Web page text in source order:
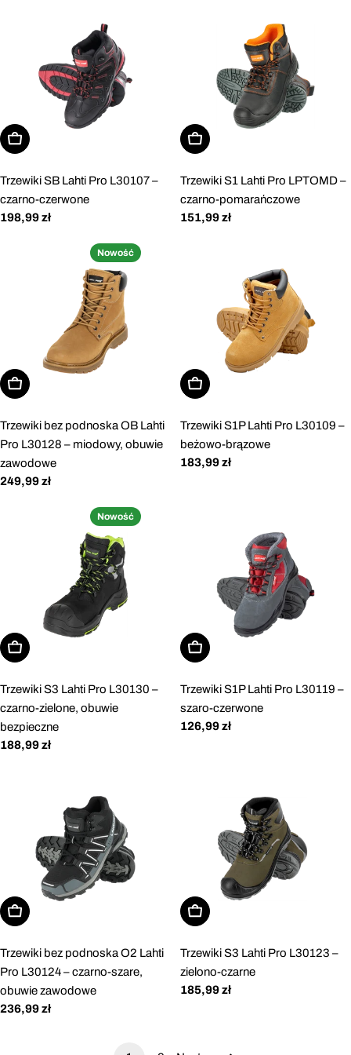
Wybierz opcje
Trzewiki SB Lahti Pro L30107 –
czarno-czerwone
Cena
198,99 zł
Wybierz opcje
Trzewiki S1 Lahti Pro LPTOMD –
czarno-pomarańczowe
Cena
151,99 zł
Nowość
Wybierz opcje
Trzewiki bez podnoska OB Lahti
Pro L30128 – miodowy, obuwie
zawodowe
Cena
249,99 zł
Wybierz opcje
Trzewiki S1P Lahti Pro L30109 –
beżowo-brązowe
Cena
183,99 zł
Nowość
Wybierz opcje
Trzewiki S3 Lahti Pro L30130 –
czarno-zielone, obuwie
bezpieczne
Cena
188,99 zł
Wybierz opcje
Trzewiki S1P Lahti Pro L30119 –
szaro-czerwone
Cena
126,99 zł
Wybierz opcje
Trzewiki bez podnoska O2 Lahti
Pro L30124 – czarno-szare,
obuwie zawodowe
Cena
236,99 zł
Wybierz opcje
Trzewiki S3 Lahti Pro L30123 –
zielono-czarne
Cena
185,99 zł